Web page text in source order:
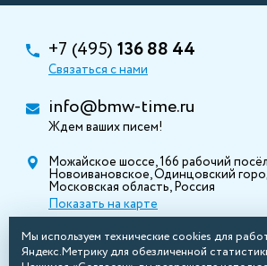
+7 (495) 136 88 44
Связаться с нами
info@bmw-time.ru
Ждем ваших писем!
Можайское шоссе, 166 рабочий
Новоивановское, Одинцовский
Московская область, Россия
Показать на карте
Мы используем технические cookies для
Яндекс.Метрику для обезличенной